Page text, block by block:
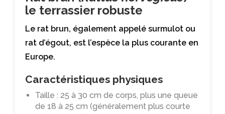
le terrassier robuste
Le rat brun, également appelé surmulot ou
rat d’égout, est l’espèce la plus courante en
Europe.
Caractéristiques physiques
Taille : 25 à 30 cm de corps, plus une queue
de 18 à 25 cm (généralement plus courte